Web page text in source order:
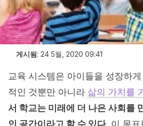
게시됨: 24 5월, 2020 09:41
교육 시스템은 아이들을 성장하
적인 것뿐만 아니라 삶의 가치를
서 학교는 미래에 더 나은 사회를
인 공간이라고 할 수 있다. 이 목표